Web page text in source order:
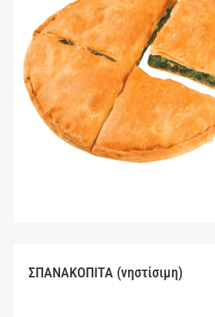
ΣΠΑΝΑΚΟΠΙΤΑ (νηστίσιμη)